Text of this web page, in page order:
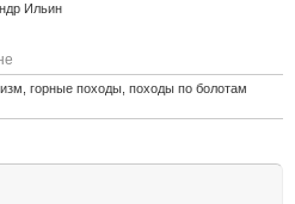
Ильин
горные походы, походы по болотам